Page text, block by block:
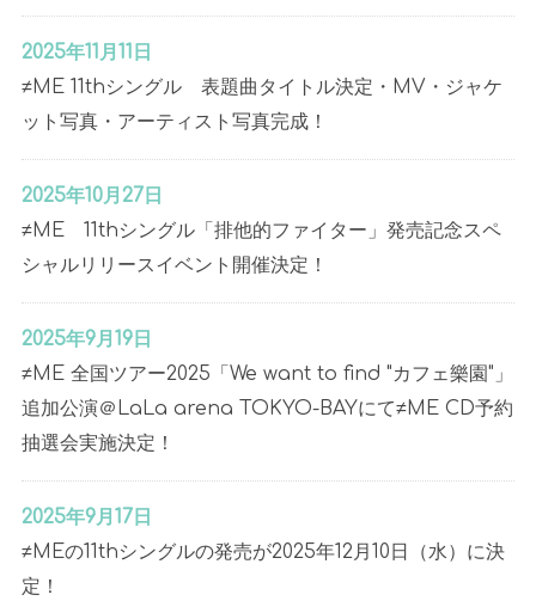
2025年11月11日
≠ME 11thシングル 表題曲タイトル決定・MV・ジャケ
ット写真・アーティスト写真完成！
2025年10月27日
≠ME 11thシングル「排他的ファイター」発売記念スペ
シャルリリースイベント開催決定！
2025年9月19日
≠ME 全国ツアー2025「We want to find "カフェ樂園"」
追加公演＠LaLa arena TOKYO-BAYにて≠ME CD予約
抽選会実施決定！
2025年9月17日
≠MEの11thシングルの発売が2025年12月10日（水）に決
定！